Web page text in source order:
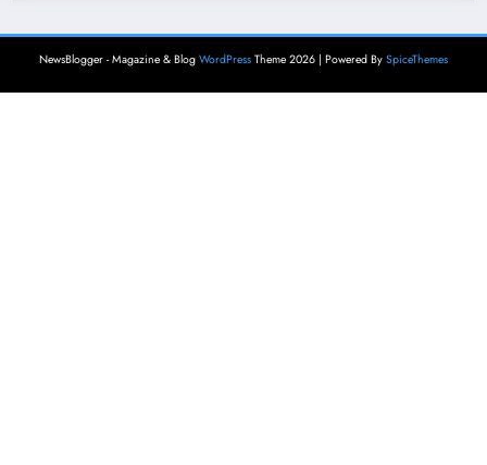
NewsBlogger - Magazine & Blog WordPress Theme 2026 | Powered By SpiceThemes